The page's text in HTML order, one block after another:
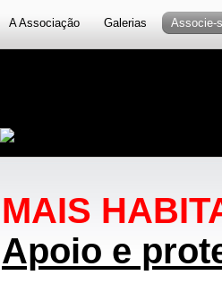
A Associação Galerias Associe-
MAIS
Apoio e